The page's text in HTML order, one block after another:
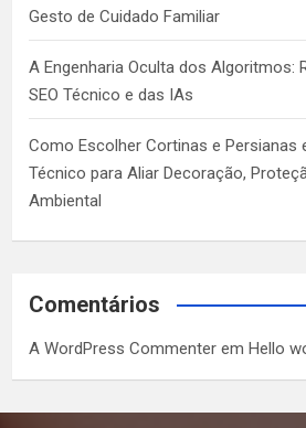
Gesto de Cuidado Familiar
A Engenharia Oculta dos Algoritmos:
SEO Técnico e das IAs
Como Escolher Cortinas e Persianas
Técnico para Aliar Decoração,
Ambiental
Comentários
A WordPress Commenter emHello